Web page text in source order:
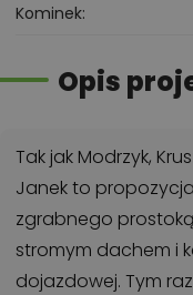
Kominek
Opis
Tak jak Modrzyk,
Janek to
zgrabnego
stromym dachem i
dojazdowej. Tym